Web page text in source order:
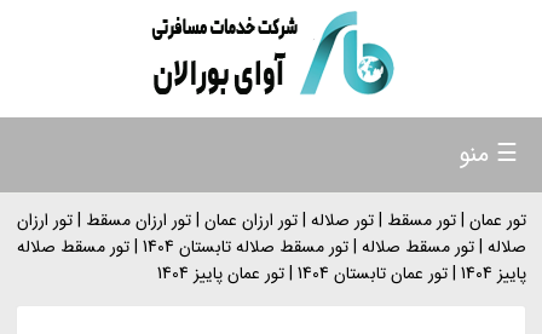
تور عمان | تور مسقط | تور صلاله | تور ارزان عمان | تور ارزان مسقط | تور ارزان
صلاله | تور مسقط صلاله | تور مسقط صلاله تابستان 1404 | تور مسقط صلاله
پاییز 1404 | تور عمان تابستان 1404 | تور عمان پاییز 1404
☰ منو